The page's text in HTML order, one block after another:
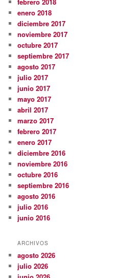
enero 2018
diciembre 2017
noviembre 2017
octubre 2017
septiembre 2017
agosto 2017
julio 2017
junio 2017
mayo 2017
abril 2017
marzo 2017
febrero 2017
enero 2017
diciembre 2016
noviembre 2016
octubre 2016
septiembre 2016
agosto 2016
julio 2016
junio 2016
ARCHIVOS
agosto 2026
julio 2026